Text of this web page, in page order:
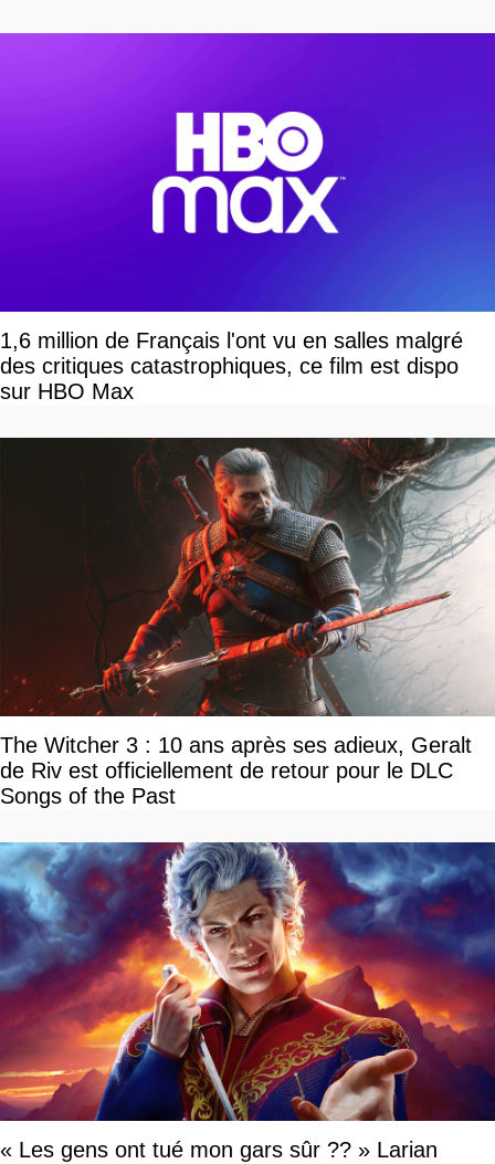
1,6 million de Français l'ont vu en salles malgré
des critiques catastrophiques, ce film est dispo
sur HBO Max
The Witcher 3 : 10 ans après ses adieux, Geralt
de Riv est officiellement de retour pour le DLC
Songs of the Past
« Les gens ont tué mon gars sûr ?? » Larian